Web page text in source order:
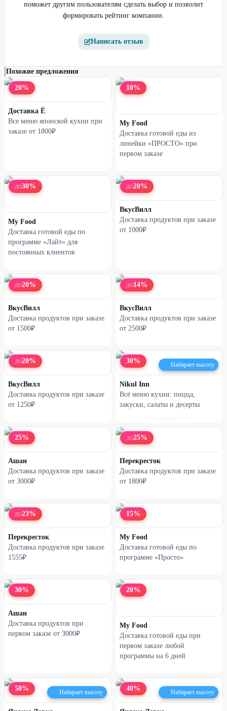
поможет другим пользователям сделать выбор и позволит
формировать рейтинг компании.
Написать отзыв
Похожие предложения
20%
Доставка Ё
Все меню японской кухни при
заказе от 1800₽
10%
My Food
Доставка готовой еды из
линейки «ПРОСТО» при
первом заказе
ДО30%
My Food
Доставка готовой еды по
программе «Лайт» для
постоянных клиентов
ДО20%
ВкусВилл
Доставка продуктов при заказе
от 1000₽
ДО20%
ВкусВилл
Доставка продуктов при заказе
от 1500₽
ДО14%
ВкусВилл
Доставка продуктов при заказе
от 2500₽
ДО20%
ВкусВилл
Доставка продуктов при заказе
от 1250₽
30% Набирает высоту
Nikul Inn
Всё меню кухни: пицца,
закуски, салаты и десерты
25%
Ашан
Доставка продуктов при заказе
от 3000₽
ДО25%
Перекресток
Доставка продуктов при заказе
от 1800₽
ДО23%
Перекресток
Доставка продуктов при заказе
1555₽
15%
My Food
Доставка готовой еды по
программе «Просто»
30%
Ашан
Доставка продуктов при
первом заказе от 3000₽
20%
My Food
Доставка готовой еды при
первом заказе любой
программы на 6 дней
50% Набирает высоту 40% Набирает высоту